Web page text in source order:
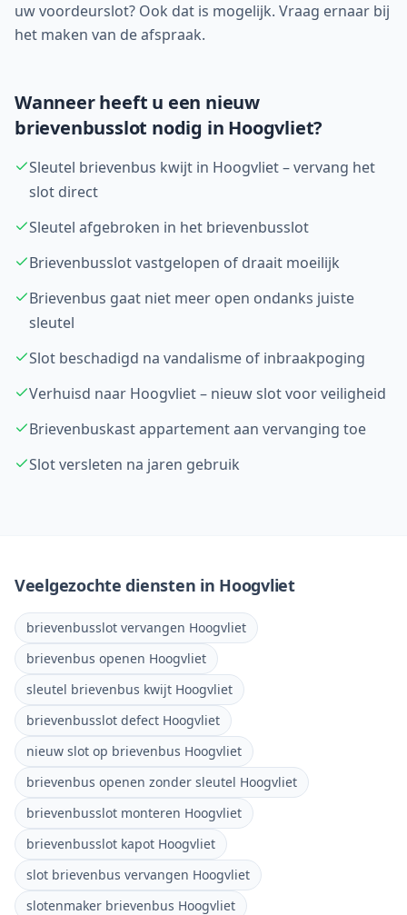
uw voordeurslot? Ook dat is mogelijk. Vraag ernaar bij
het maken van de afspraak.
Wanneer heeft u een nieuw
brievenbusslot nodig in Hoogvliet?
Sleutel brievenbus kwijt in Hoogvliet – vervang het
slot direct
Sleutel afgebroken in het brievenbusslot
Brievenbusslot vastgelopen of draait moeilijk
Brievenbus gaat niet meer open ondanks juiste
sleutel
Slot beschadigd na vandalisme of inbraakpoging
Verhuisd naar Hoogvliet – nieuw slot voor veiligheid
Brievenbuskast appartement aan vervanging toe
Slot versleten na jaren gebruik
Veelgezochte diensten in Hoogvliet
brievenbusslot vervangen Hoogvliet
brievenbus openen Hoogvliet
sleutel brievenbus kwijt Hoogvliet
brievenbusslot defect Hoogvliet
nieuw slot op brievenbus Hoogvliet
brievenbus openen zonder sleutel Hoogvliet
brievenbusslot monteren Hoogvliet
brievenbusslot kapot Hoogvliet
slot brievenbus vervangen Hoogvliet
slotenmaker brievenbus Hoogvliet